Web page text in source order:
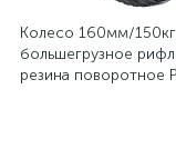
Колесо 160мм/150кг
большегрузное
резина поворотное